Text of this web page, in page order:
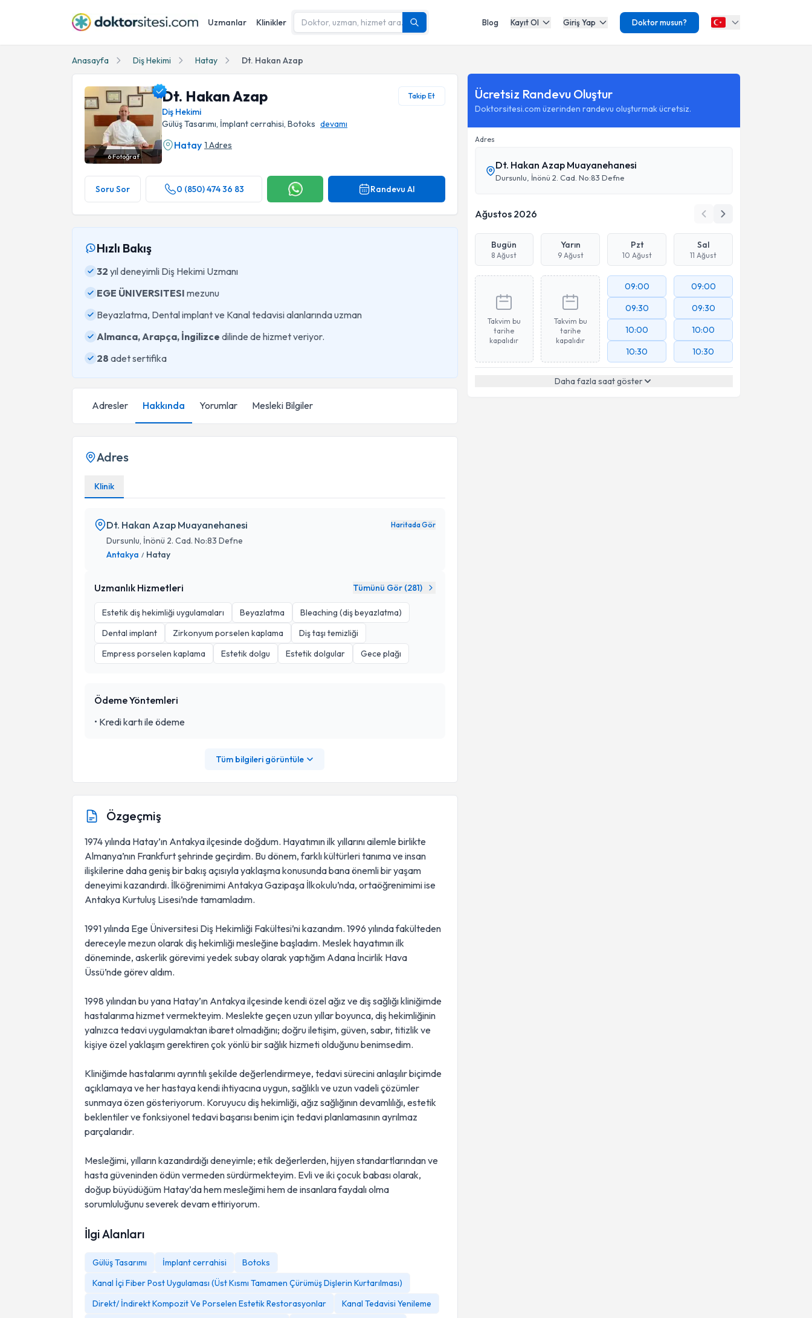
Uzmanlar Klinikler Blog Kayıt Ol Giriş Yap Doktor musun?
Anasayfa Diş Hekimi Hatay Dt. Hakan Azap
6Fotoğraf
Dt. Hakan Azap Takip Et
Diş Hekimi
Gülüş Tasarımı, İmplant cerrahisi, Botoks devamı
Hatay 1 Adres
Soru Sor 0 (850) 474 36 83 Randevu Al
Hızlı Bakış
32 yıl deneyimli Diş Hekimi Uzmanı
EGE ÜNIVERSITESI mezunu
Beyazlatma, Dental implant ve Kanal tedavisi alanlarında uzman
Almanca, Arapça, İngilizce dilinde de hizmet veriyor.
28 adet sertifika
Adresler Hakkında Yorumlar Mesleki Bilgiler
Adres
Klinik
Dt. Hakan Azap Muayanehanesi Haritada Gör
Dursunlu, İnönü 2. Cad. No:83 Defne
Antakya / Hatay
Uzmanlık Hizmetleri Tümünü Gör (281)
Estetik diş hekimliği uygulamaları Beyazlatma
Bleaching (diş beyazlatma)
Dental implant
Zirkonyum porselen kaplama
Diş taşı temizliği
Empress porselen kaplama
Estetik dolgu Estetik dolgular Gece plağı
Ödeme Yöntemleri
• Kredi kartı ile ödeme
Tüm bilgileri görüntüle
Özgeçmiş
1974 yılında Hatay’ın Antakya ilçesinde doğdum. Hayatımın ilk yıllarını ailemle birlikte
Almanya’nın Frankfurt şehrinde geçirdim. Bu dönem, farklı kültürleri tanıma ve insan
ilişkilerine daha geniş bir bakış açısıyla yaklaşma konusunda bana önemli bir yaşam
deneyimi kazandırdı. İlköğrenimimi Antakya Gazipaşa İlkokulu’nda, ortaöğrenimimi ise
Antakya Kurtuluş Lisesi’nde tamamladım.
1991 yılında Ege Üniversitesi Diş Hekimliği Fakültesi’ni kazandım. 1996 yılında fakülteden
dereceyle mezun olarak diş hekimliği mesleğine başladım. Meslek hayatımın ilk
döneminde, askerlik görevimi yedek subay olarak yaptığım Adana İncirlik Hava
Üssü’nde görev aldım.
1998 yılından bu yana Hatay’ın Antakya ilçesinde kendi özel ağız ve diş sağlığı kliniğimde
hastalarıma hizmet vermekteyim. Meslekte geçen uzun yıllar boyunca, diş hekimliğinin
yalnızca tedavi uygulamaktan ibaret olmadığını; doğru iletişim, güven, sabır, titizlik ve
kişiye özel yaklaşım gerektiren çok yönlü bir sağlık hizmeti olduğunu benimsedim.
Kliniğimde hastalarımı ayrıntılı şekilde değerlendirmeye, tedavi sürecini anlaşılır biçimde
açıklamaya ve her hastaya kendi ihtiyacına uygun, sağlıklı ve uzun vadeli çözümler
sunmaya özen gösteriyorum. Koruyucu diş hekimliği, ağız sağlığının devamlılığı, estetik
beklentiler ve fonksiyonel tedavi başarısı benim için tedavi planlamasının ayrılmaz
parçalarıdır.
Mesleğimi, yılların kazandırdığı deneyimle; etik değerlerden, hijyen standartlarından ve
hasta güveninden ödün vermeden sürdürmekteyim. Evli ve iki çocuk babası olarak,
doğup büyüdüğüm Hatay’da hem mesleğimi hem de insanlara faydalı olma
sorumluluğunu severek devam ettiriyorum.
İlgi Alanları
Gülüş Tasarımı İmplant cerrahisi
Botoks
Kanal İçi Fiber Post Uygulaması (Üst Kısmı Tamamen Çürümüş Dişlerin Kurtarılması)
Direkt/ İndirekt Kompozit Ve Porselen Estetik Restorasyonlar
Kanal Tedavisi Yenileme
Ücretsiz Randevu Oluştur
Doktorsitesi.com üzerinden randevu oluşturmak ücretsiz.
Adres
Dt. Hakan Azap Muayanehanesi
Dursunlu, İnönü 2. Cad. No:83 Defne
Ağustos 2026
Bugün
8 Ağust
Yarın
9 Ağust
Pzt
10 Ağust
Sal
11 Ağust
Takvim bu
tarihe
kapalıdır
Takvim bu
tarihe
kapalıdır
09:00
09:30
10:00
10:30
09:00
09:30
10:00
10:30
Daha fazla saat göster